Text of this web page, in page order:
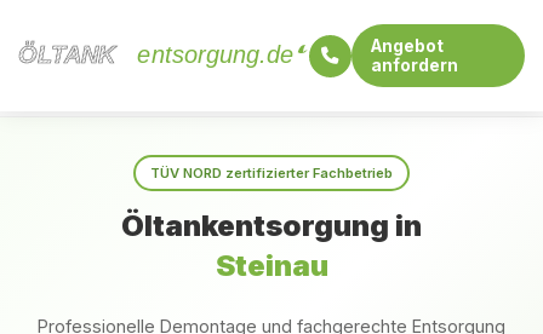
ÖLTANK
ÖLTANK entsorgung.de
Angebot
anfordern
TÜV NORD zertifizierter Fachbetrieb
Öltankentsorgung in
Steinau
Professionelle Demontage und fachgerechte Entsorgung